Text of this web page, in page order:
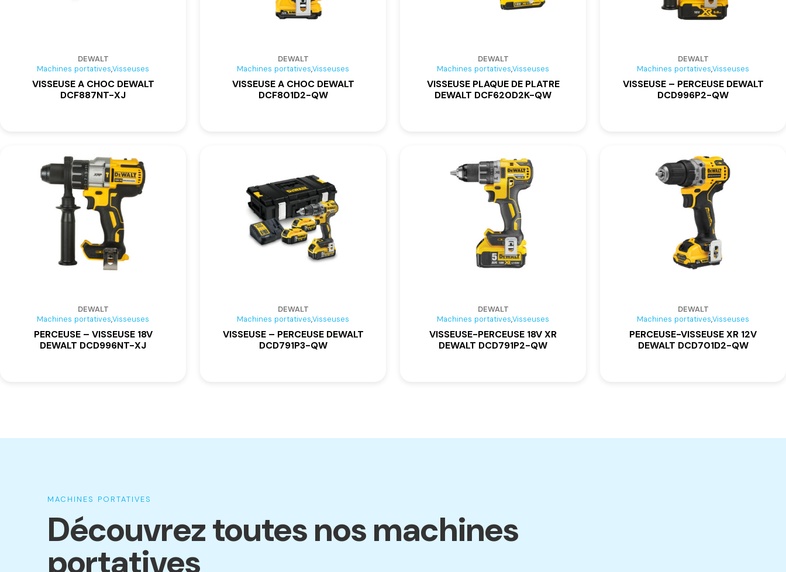
DEWALT
Machines portatives,Visseuses
VISSEUSE A CHOC DEWALT
DCF887NT-XJ
DEWALT
Machines portatives,Visseuses
VISSEUSE A CHOC DEWALT
DCF801D2-QW
DEWALT
Machines portatives,Visseuses
VISSEUSE PLAQUE DE PLATRE
DEWALT DCF620D2K-QW
DEWALT
Machines portatives,Visseuses
VISSEUSE – PERCEUSE DEWALT
DCD996P2-QW
DEWALT
Machines portatives,Visseuses
PERCEUSE – VISSEUSE 18V
DEWALT DCD996NT-XJ
DEWALT
Machines portatives,Visseuses
VISSEUSE – PERCEUSE DEWALT
DCD791P3-QW
DEWALT
Machines portatives,Visseuses
VISSEUSE-PERCEUSE 18V XR
DEWALT DCD791P2-QW
DEWALT
Machines portatives,Visseuses
PERCEUSE-VISSEUSE XR 12V
DEWALT DCD701D2-QW
MACHINES PORTATIVES
Découvrez toutes nos machines
portatives